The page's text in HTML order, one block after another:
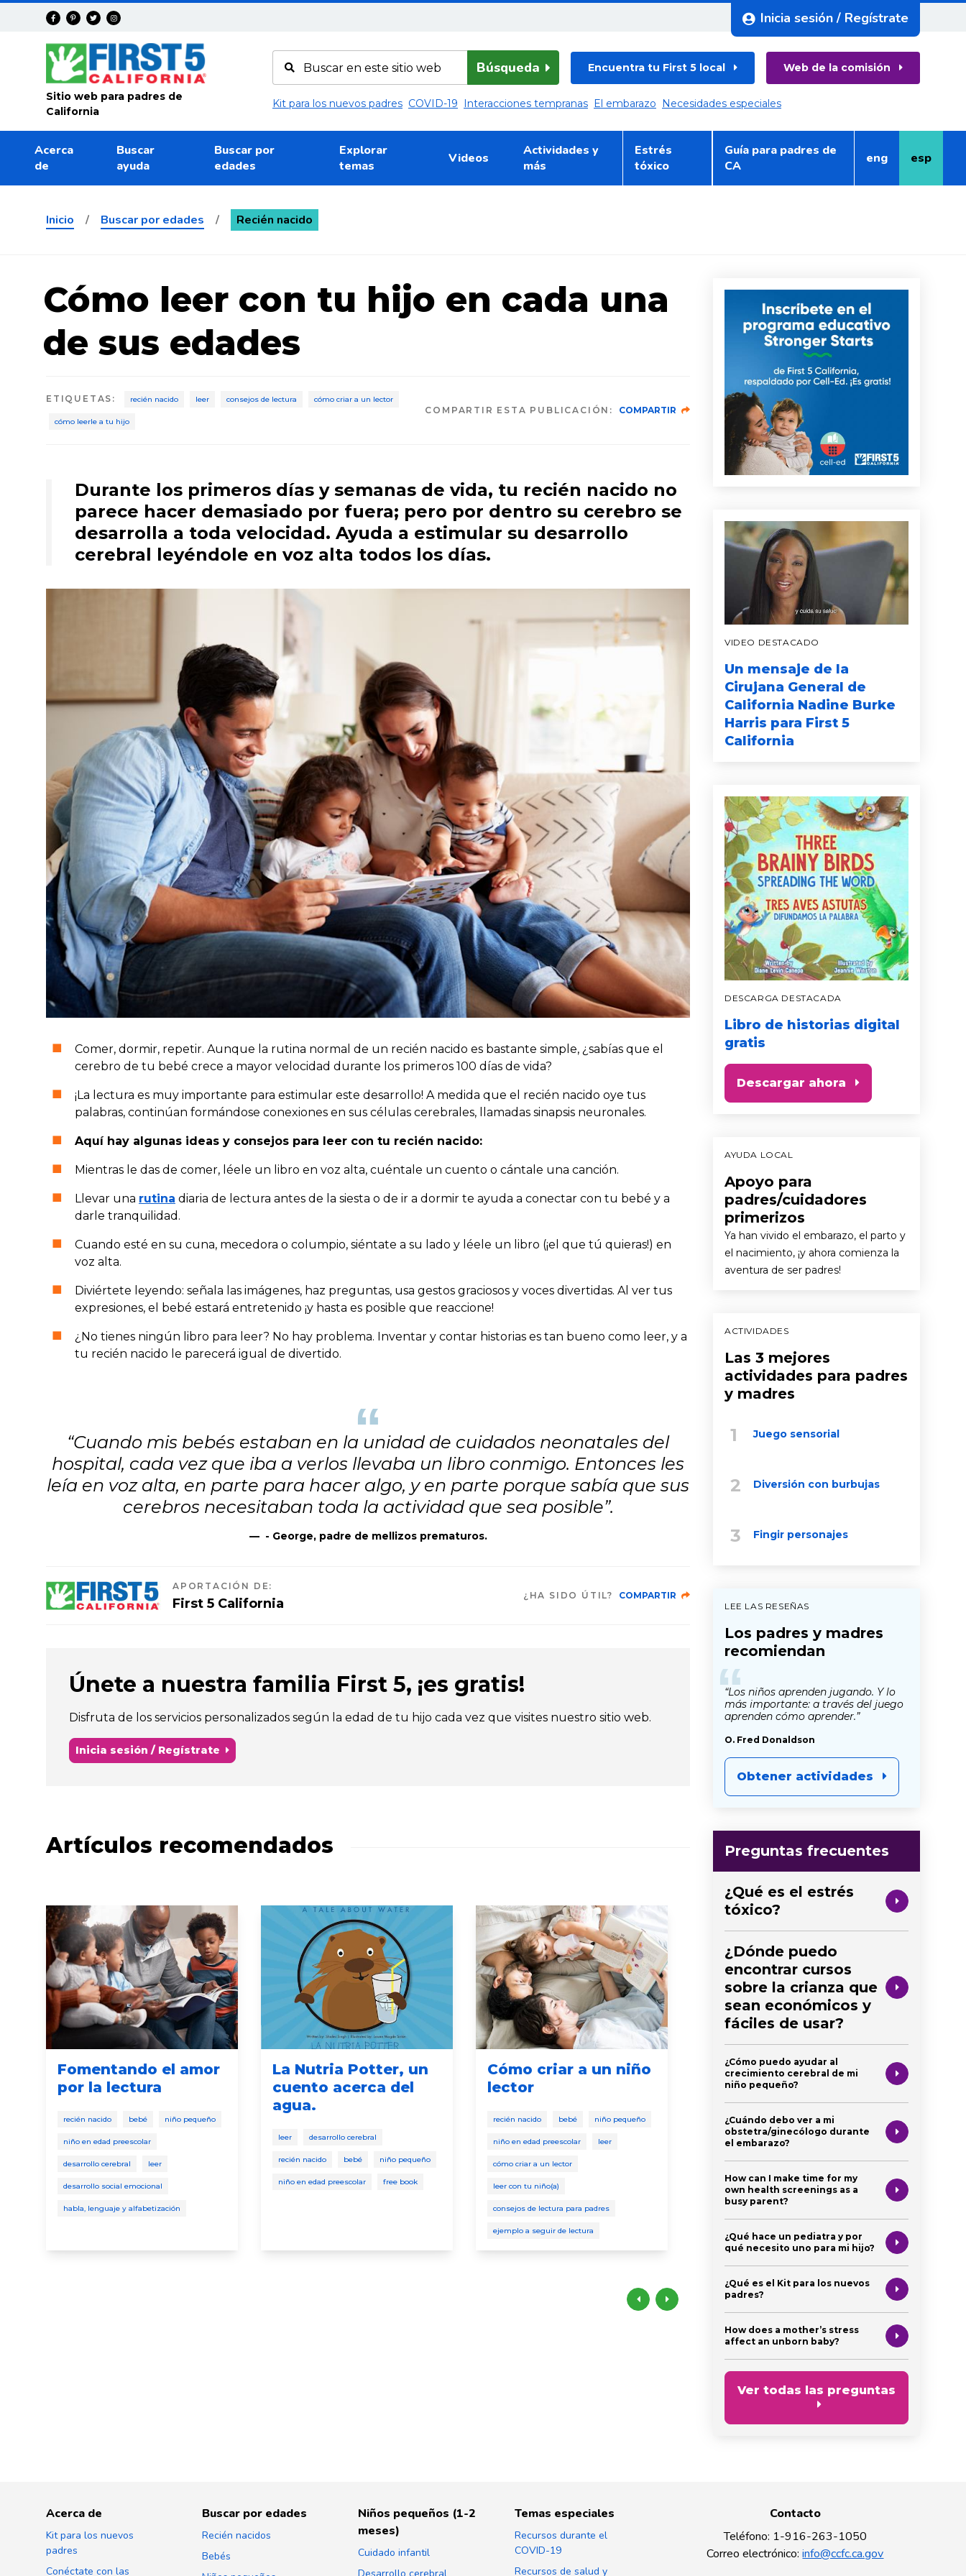
Avanza
Inicia sesión / Regístrate
Sitio web para padres de
California
Búsqueda Encuentra tu First 5 local Web de la comisión
Kit para los nuevos padres COVID-19 Interacciones tempranas El embarazo Necesidades especiales
Acerca
de
Buscar
ayuda
Buscar por
edades
Explorar
temas
Videos
Actividades y
más
Estrés
tóxico
Guía para padres de
CA
eng
Inglés esp
Español
Inicio / Buscar por edades / Recién nacido
Cómo leer con tu hijo en cada una
de sus edades
ETIQUETAS : recién nacido leer consejos de lectura cómo criar a un lector
cómo leerle a tu hijo
COMPARTIR ESTA PUBLICACIÓN: COMPARTIR
Durante los primeros días y semanas de vida, tu recién nacido no
parece hacer demasiado por fuera; pero por dentro su cerebro se
desarrolla a toda velocidad. Ayuda a estimular su desarrollo
cerebral leyéndole en voz alta todos los días.
Comer, dormir, repetir. Aunque la rutina normal de un recién nacido es bastante simple, ¿sabías que el
cerebro de tu bebé crece a mayor velocidad durante los primeros 100 días de vida?
¡La lectura es muy importante para estimular este desarrollo! A medida que el recién nacido oye tus
palabras, continúan formándose conexiones en sus células cerebrales, llamadas sinapsis neuronales.
Aquí hay algunas ideas y consejos para leer con tu recién nacido:
Mientras le das de comer, léele un libro en voz alta, cuéntale un cuento o cántale una canción.
Llevar una rutina diaria de lectura antes de la siesta o de ir a dormir te ayuda a conectar con tu bebé y a
darle tranquilidad.
Cuando esté en su cuna, mecedora o columpio, siéntate a su lado y léele un libro (¡el que tú quieras!) en
voz alta.
Diviértete leyendo: señala las imágenes, haz preguntas, usa gestos graciosos y voces divertidas. Al ver tus
expresiones, el bebé estará entretenido ¡y hasta es posible que reaccione!
¿No tienes ningún libro para leer? No hay problema. Inventar y contar historias es tan bueno como leer, y a
tu recién nacido le parecerá igual de divertido.
“
“Cuando mis bebés estaban en la unidad de cuidados neonatales del
hospital, cada vez que iba a verlos llevaba un libro conmigo. Entonces les
leía en voz alta, en parte para hacer algo, y en parte porque sabía que sus
cerebros necesitaban toda la actividad que sea posible”.
— - George, padre de mellizos prematuros.
APORTACIÓN DE :
First 5 California
¿HA SIDO ÚTIL? COMPARTIR
Únete a nuestra familia First 5, ¡es gratis!
Disfruta de los servicios personalizados según la edad de tu hijo cada vez que visites nuestro sitio web.
Inicia sesión / Regístrate
Artículos recomendados
Fomentando el amor
por la lectura
recién nacido bebé niño pequeño
niño en edad preescolar
desarrollo cerebral leer
desarrollo social emocional
habla, lenguaje y alfabetización
La Nutria Potter, un
cuento acerca del
agua.
leer desarrollo cerebral
recién nacido bebé niño pequeño
niño en edad preescolar free book
Cómo criar a un niño
lector
recién nacido bebé niño pequeño
niño en edad preescolar leer
cómo criar a un lector
leer con tu niño(a)
consejos de lectura para padres
ejemplo a seguir de lectura
Oportunidades
todos los días
recién nacido bebé niño pequeño
niño en edad preescolar
oportunidades diarias
VIDEO DESTACADO
Un mensaje de la
Cirujana General de
California Nadine Burke
Harris para First 5
California
DESCARGA DESTACADA
Libro de historias digital
gratis
Descargar ahora
AYUDA LOCAL
Apoyo para
padres/cuidadores
primerizos
Ya han vivido el embarazo, el parto y
el nacimiento, ¡y ahora comienza la
aventura de ser padres!
ACTIVIDADES
Las 3 mejores
actividades para padres
y madres
Juego sensorial
Diversión con burbujas
Fingir personajes
LEE LAS RESEÑAS
Los padres y madres
recomiendan
“
“Los niños aprenden jugando. Y lo
más importante: a través del juego
aprenden cómo aprender.”
O. Fred Donaldson
Obtener actividades
Preguntas frecuentes
¿Qué es el estrés
tóxico?
¿Dónde puedo
encontrar cursos
sobre la crianza que
sean económicos y
fáciles de usar?
¿Cómo puedo ayudar al
crecimiento cerebral de mi
niño pequeño?
¿Cuándo debo ver a mi
obstetra/ginecólogo durante
el embarazo?
How can I make time for my
own health screenings as a
busy parent?
¿Qué hace un pediatra y por
qué necesito uno para mi hijo?
¿Qué es el Kit para los nuevos
padres?
How does a mother’s stress
affect an unborn baby?
Ver todas las preguntas
Acerca de
Kit para los nuevos
padres
Conéctate con las
Buscar por edades
Recién nacidos
Bebés
Niños pequeños (1-2
meses)
Cuidado infantil
Desarrollo cerebral
Temas especiales
Recursos durante el
COVID-19
Recursos de salud y
Contacto
Teléfono: 1-916-263-1050
Correo electrónico: info@ccfc.ca.gov